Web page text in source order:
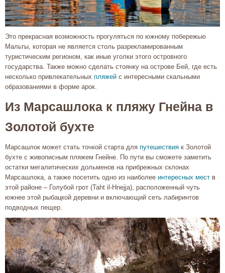
Это прекрасная возможность прогуляться по южному побережью
Мальты, которая не является столь разрекламированным
туристическим регионом, как иные уголки этого островного
государства. Также можно сделать стоянку на острове Бей, где есть
несколько привлекательных пляжей с интересными скальными
образованиями в форме арок.
Из Марсашлока к пляжу Гнейна в
Золотой бухте
Марсашлок может стать точкой старта для путешествия к Золотой
бухте с живописным пляжем Гнейне. По пути вы сможете заметить
остатки мегалитических дольменов на прибрежных склонах
Марсашлока, а также посетить одно из наиболее интересных мест в
этой районе – Голубой грот (Taht il-Hnejja), расположенный чуть
южнее этой рыбацкой деревни и включающий сеть лабиринтов
подводных пещер.